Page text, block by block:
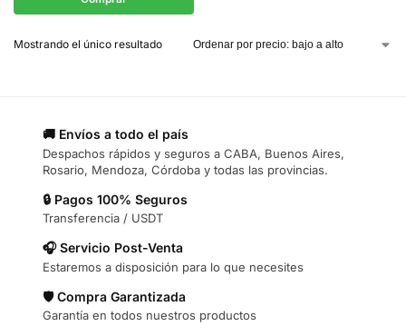
Mostrando el único resultado
🚚 Envíos a todo el país
Despachos rápidos y seguros a CABA, Buenos Aires,
Rosario, Mendoza, Córdoba y todas las provincias.
🔒 Pagos 100% Seguros
Transferencia / USDT
🎧 Servicio Post-Venta
Estaremos a disposición para lo que necesites
🛡️ Compra Garantizada
Garantía en todos nuestros productos